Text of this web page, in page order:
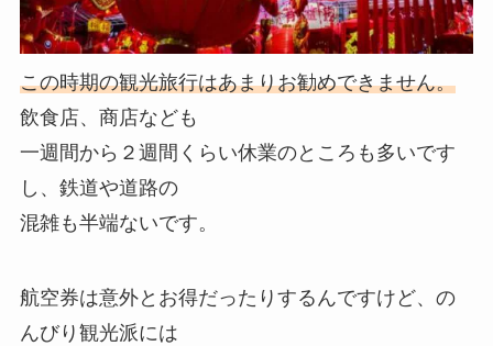
この時期の観光旅行はあまりお勧めできません。
飲食店、商店なども
一週間から２週間くらい休業のところも多いです
し、鉄道や道路の
混雑も半端ないです。
航空券は意外とお得だったりするんですけど、の
んびり観光派には